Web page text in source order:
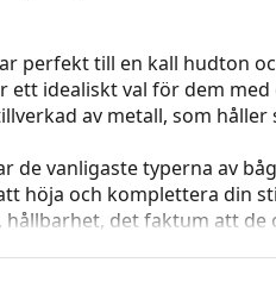
perfekt till en kall hudton
ett idealiskt val för dem
av metall, som
de vanligaste typerna av
höja och komplettera din
det faktum att
gör det möjligt att försiktigt